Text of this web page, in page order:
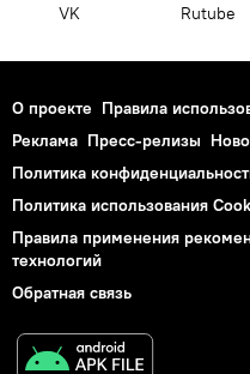
VK Rutube
О проекте Правила
Реклама Пресс-релизы
Политика
Политика использования
Правила применения
технологий
Обратная связь